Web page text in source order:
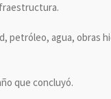
petróleo, agua, obras
que concluyó.